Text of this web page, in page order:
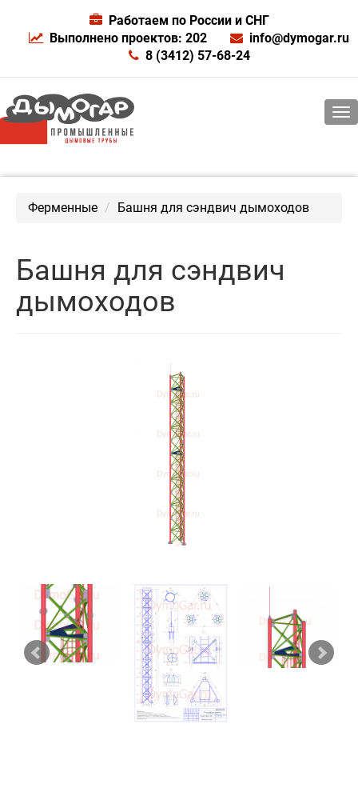
Работаем по России и СНГ
Выполнено проектов: 202
info@dymogar.ru
8 (3412) 57-68-24
Ферменные Башня для сэндвич дымоходов
Башня для сэндвич
дымоходов